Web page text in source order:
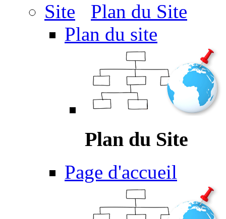
Plan du Site
Plan du site
Plan du Site
Page d'accueil